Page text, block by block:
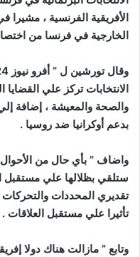
الأفريقية الفرنسية ،
الخارجية في فرنسا من
الانتخابات تركز علي
والصحة والمعيشة ، إضافة
بدعم أوكرانيا ضد روسيا .
واضاف ” بأي حال من الأحوال
ستلقي بظلالها علي مستقبل
تقديري المحددات والتحركات
تأثيرا علي مستقبل العلاقات .
وتابع ” مازالت هناك دولا